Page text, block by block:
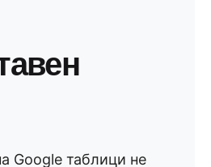
Google таблици не